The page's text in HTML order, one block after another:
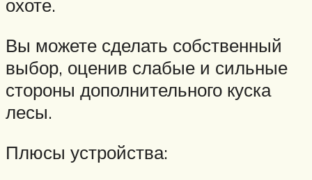
охоте.
Вы можете сделать собственный
выбор, оценив слабые и сильные
стороны дополнительного куска
лесы.
Плюсы устройства: